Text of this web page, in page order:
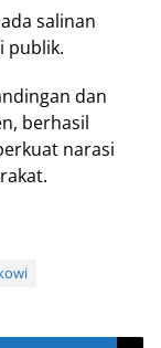
salinan
publik.
dan
berhasil
narasi